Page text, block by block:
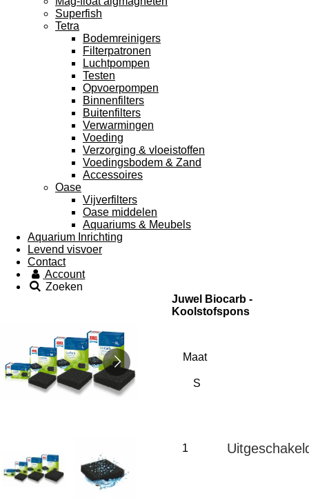
Superfish
Tetra
Bodemreinigers
Filterpatronen
Luchtpompen
Testen
Opvoerpompen
Binnenfilters
Buitenfilters
Verwarmingen
Voeding
Verzorging & vloeistoffen
Voedingsbodem & Zand
Accessoires
Oase
Vijverfilters
Oase middelen
Aquariums & Meubels
Aquarium Inrichting
Levend visvoer
Contact
Account
Zoeken
Juwel Biocarb -
Koolstofspons
Maat